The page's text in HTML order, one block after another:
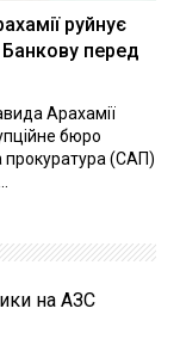
руйнує
Банкову перед
Арахамії
бюро
прокуратура (САП)
на АЗС